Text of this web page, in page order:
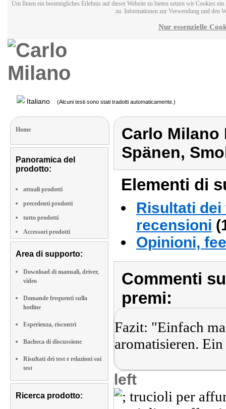
Um Ihnen ein bestmögliches Erlebnis auf dieser Website zu bieten setzen wir Cookies
zu. Informationen zur Verwendung und den
Nur essenzielle
Italiano (Alcuni testi sono stati tradotti automaticamente.)
Home
Panoramica del
prodotto:
attuali prodotti
precedenti prodotti
tutto prodotti
Accessori prodotti
Area di supporto:
Download di manuali, driver,
video
Domande frequenti sulla
hotline
Esperienza, riscontri
Bacheca di discussione
Risultati dei test e relazioni sui
test
Ricerca prodotto:
Carlo
Spänen,
Elementi di
Risultati
recensioni
Opinioni,
Commenti
premi:
Fazit: "Einfach
aromatisieren.
left